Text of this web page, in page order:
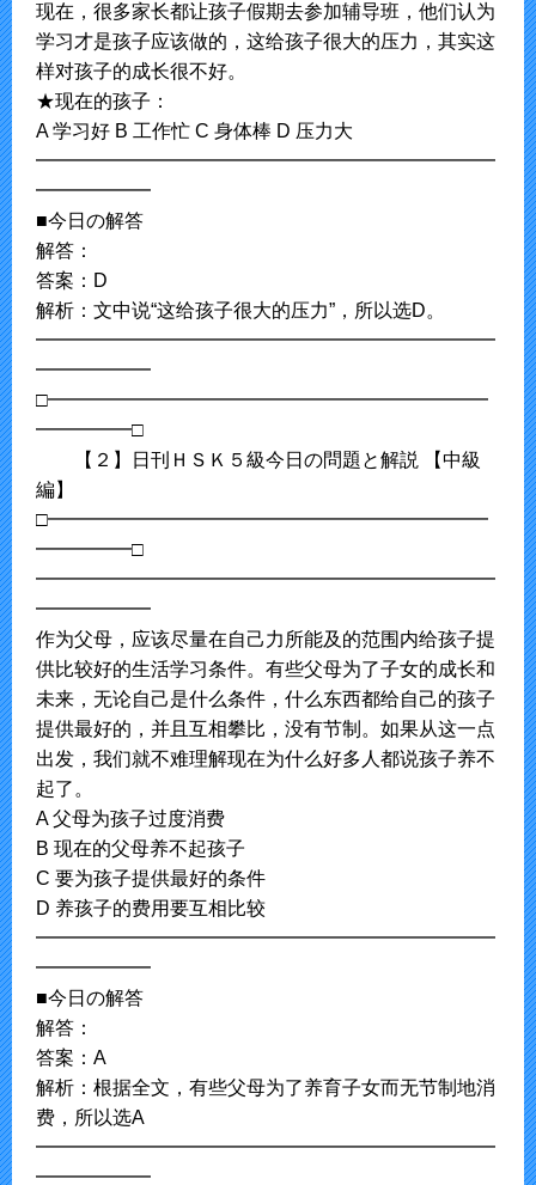
现在，很多家长都让孩子假期去参加辅导班，他们认为
学习才是孩子应该做的，这给孩子很大的压力，其实这
样对孩子的成长很不好。
★现在的孩子：
A 学习好 B 工作忙 C 身体棒 D 压力大
━━━━━━━━━━━━━━━━━━━━━━━━
━━━━━━
■今日の解答
解答：
答案：D
解析：文中说“这给孩子很大的压力”，所以选D。
━━━━━━━━━━━━━━━━━━━━━━━━
━━━━━━
□━━━━━━━━━━━━━━━━━━━━━━━
━━━━━□
【２】日刊ＨＳＫ５級今日の問題と解説 【中級
編】
□━━━━━━━━━━━━━━━━━━━━━━━
━━━━━□
━━━━━━━━━━━━━━━━━━━━━━━━
━━━━━━
作为父母，应该尽量在自己力所能及的范围内给孩子提
供比较好的生活学习条件。有些父母为了子女的成长和
未来，无论自己是什么条件，什么东西都给自己的孩子
提供最好的，并且互相攀比，没有节制。如果从这一点
出发，我们就不难理解现在为什么好多人都说孩子养不
起了。
A 父母为孩子过度消费
B 现在的父母养不起孩子
C 要为孩子提供最好的条件
D 养孩子的费用要互相比较
━━━━━━━━━━━━━━━━━━━━━━━━
━━━━━━
■今日の解答
解答：
答案：A
解析：根据全文，有些父母为了养育子女而无节制地消
费，所以选A
━━━━━━━━━━━━━━━━━━━━━━━━
━━━━━━